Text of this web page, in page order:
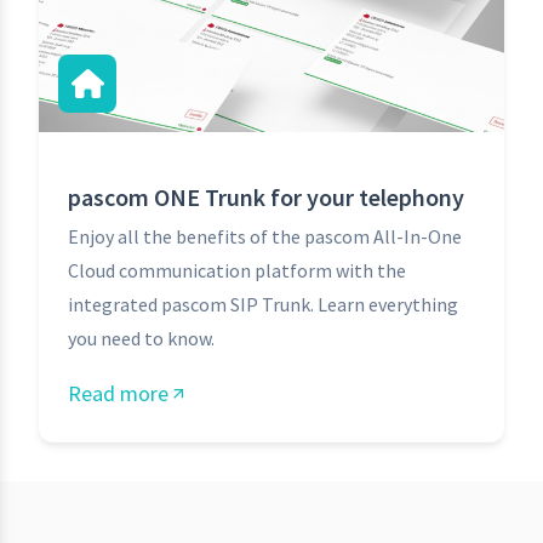
pascom ONE Trunk for your telephony
Enjoy all the benefits of the pascom All-In-One
Cloud communication platform with the
integrated pascom SIP Trunk. Learn everything
you need to know.
Read more